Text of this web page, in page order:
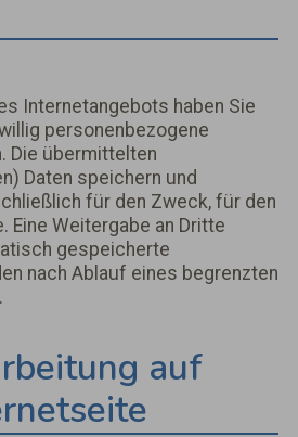
Internetangebots haben Sie
personenbezogene
Die übermittelten
Daten speichern und
für den Zweck, für den
Eine Weitergabe an Dritte
gespeicherte
nach Ablauf eines begrenzten
auf